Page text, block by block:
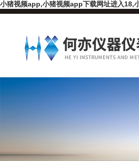
小猪视频app,小猪视频app下载网址进入18,